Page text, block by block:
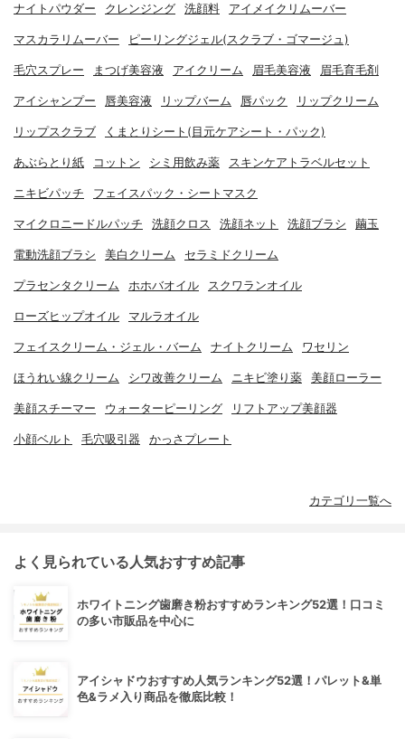
ナイトパウダー クレンジング 洗顔料 アイメイクリムーバー
マスカラリムーバー ピーリングジェル(スクラブ・ゴマージュ)
毛穴スプレー まつげ美容液 アイクリーム 眉毛美容液 眉毛育毛剤
アイシャンプー 唇美容液 リップバーム 唇パック リップクリーム
リップスクラブ くまとりシート(目元ケアシート・パック)
あぶらとり紙 コットン シミ用飲み薬 スキンケアトラベルセット
ニキビパッチ フェイスパック・シートマスク
マイクロニードルパッチ 洗顔クロス 洗顔ネット 洗顔ブラシ 繭玉
電動洗顔ブラシ 美白クリーム セラミドクリーム
プラセンタクリーム ホホバオイル スクワランオイル
ローズヒップオイル マルラオイル
フェイスクリーム・ジェル・バーム ナイトクリーム ワセリン
ほうれい線クリーム シワ改善クリーム ニキビ塗り薬 美顔ローラー
美顔スチーマー ウォーターピーリング リフトアップ美顔器
小顔ベルト 毛穴吸引器 かっさプレート
カテゴリ一覧へ
よく見られている人気おすすめ記事
ホワイトニング歯磨き粉おすすめランキング52選！口コミ
の多い市販品を中心に
アイシャドウおすすめ人気ランキング52選！パレット&単
色&ラメ入り商品を徹底比較！